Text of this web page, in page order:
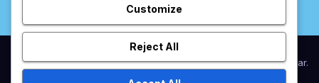
Proudly powered by WordPress|Theme:NewsupbyThemeansar.
Customize
Reject All